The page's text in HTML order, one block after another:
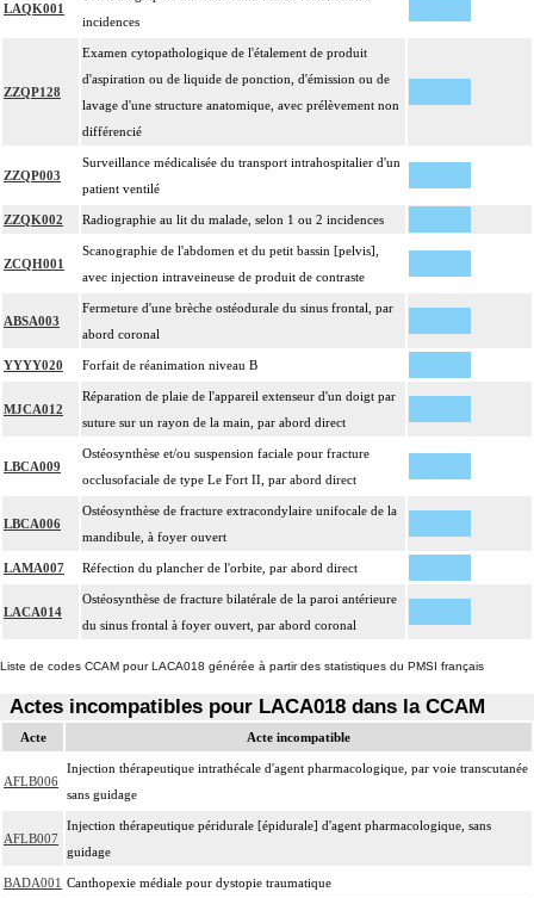
LAQK001
incidences
ZZQP128
Examen cytopathologique de l'étalement de produit
d'aspiration ou de liquide de ponction, d'émission ou de
lavage d'une structure anatomique, avec prélèvement non
différencié
ZZQP003
Surveillance médicalisée du transport intrahospitalier d'un
patient ventilé
ZZQK002 Radiographie au lit du malade, selon 1 ou 2 incidences
ZCQH001
Scanographie de l'abdomen et du petit bassin [pelvis],
avec injection intraveineuse de produit de contraste
ABSA003
Fermeture d'une brèche ostéodurale du sinus frontal, par
abord coronal
YYYY020 Forfait de réanimation niveau B
MJCA012
Réparation de plaie de l'appareil extenseur d'un doigt par
suture sur un rayon de la main, par abord direct
LBCA009
Ostéosynthèse et/ou suspension faciale pour fracture
occlusofaciale de type Le Fort II, par abord direct
LBCA006
Ostéosynthèse de fracture extracondylaire unifocale de la
mandibule, à foyer ouvert
LAMA007 Réfection du plancher de l'orbite, par abord direct
LACA014
Ostéosynthèse de fracture bilatérale de la paroi antérieure
du sinus frontal à foyer ouvert, par abord coronal
Liste de codes CCAM pour LACA018 générée à partir des statistiques du PMSI français
Actes incompatibles pour LACA018 dans la CCAM
Acte Acte incompatible
AFLB006
Injection thérapeutique intrathécale d'agent pharmacologique, par voie transcutanée
sans guidage
AFLB007
Injection thérapeutique péridurale [épidurale] d'agent pharmacologique, sans
guidage
BADA001 Canthopexie médiale pour dystopie traumatique